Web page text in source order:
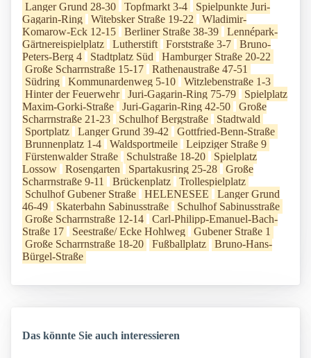
Langer Grund 28-30 Topfmarkt 3-4
Spielpunkte Juri-
Gagarin-Ring
Witebsker Straße 19-22
Wladimir-
Komarow-Eck 12-15
Berliner Straße 38-39
Lennépark-
Gärtnereispielplatz
Lutherstift Forststraße 3-7
Bruno-
Peters-Berg 4
Stadtplatz Süd
Hamburger Straße 20-22
Große Scharrnstraße 15-17
Rathenaustraße 47-51
Südring
Kommunardenweg 5-10
Witzlebenstraße 1-3
Hinter der Feuerwehr
Juri-Gagarin-Ring 75-79
Spielplatz
Maxim-Gorki-Straße
Juri-Gagarin-Ring 42-50
Große
Scharrnstraße 21-23
Schulhof Bergstraße
Stadtwald
Sportplatz
Langer Grund 39-42
Gottfried-Benn-Straße
Brunnenplatz 1-4
Waldsportmeile
Leipziger Straße 9
Fürstenwalder Straße
Schulstraße 18-20
Spielplatz
Lossow
Rosengarten Spartakusring 25-28
Große
Scharrnstraße 9-11
Brückenplatz
Trollespielplatz
Schulhof Gubener Straße
HELENESEE
Langer Grund
46-49
Skaterbahn Sabinusstraße
Schulhof Sabinusstraße
Große Scharrnstraße 12-14
Carl-Philipp-Emanuel-Bach-
Straße 17
Seestraße/ Ecke Hohlweg
Gubener Straße 1
Große Scharrnstraße 18-20
Fußballplatz
Bruno-Hans-
Bürgel-Straße
Das könnte Sie auch interessieren